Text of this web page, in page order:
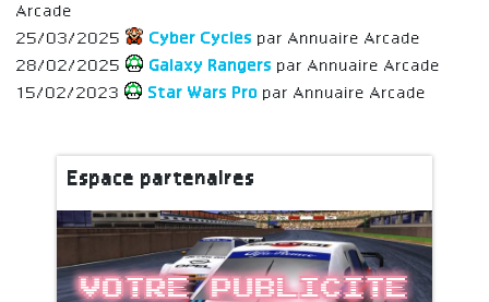
Arcade
25/03/2025
Cyber Cycles par Annuaire Arcade
28/02/2025
Galaxy Rangers par Annuaire Arcade
15/02/2023
Star Wars Pro par Annuaire Arcade
Espace partenaires
Votre publicite